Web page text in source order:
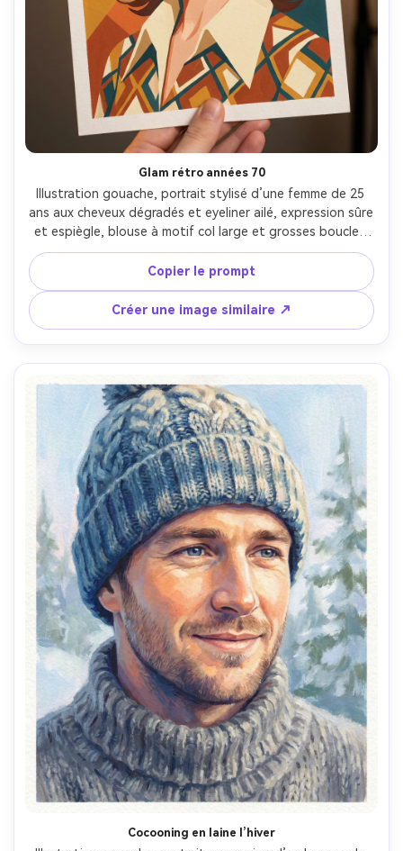
Glam rétro années 70
Illustration gouache, portrait stylisé d’une femme de 25
ans aux cheveux dégradés et eyeliner ailé, expression sûre
et espiègle, blouse à motif col large et grosses boucles
d’oreilles, fond en formes géométriques chaudes, lumière
studio chaleureuse et diffusée, pigment mat, aplats
colorés opaques, contours graphiques nets, texture
papier, palette orange brûlé et bleu canard, humeur
nostalgique et glamour, objectif 85mm, faible profondeur
de champ --ar 4:5
Copier le prompt
Créer une image similaire ↗
Cocooning en laine l’hiver